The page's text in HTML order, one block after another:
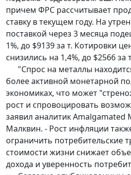
причем ФРС рассчитывает
ставку в текущем году. На
поставкой через 3 месяца
1%, до $9139 за т. Котировки
снизились на 1,4%, до $2566 за
"Спрос на металлы
более активной монетарной
экономиках, что может
рост и спровоцировать
заявил аналитик Amalgamated
Малквин. - Рост инфляции
ограничить потребительские
стоимости жизни снижает
дохода и уверенность